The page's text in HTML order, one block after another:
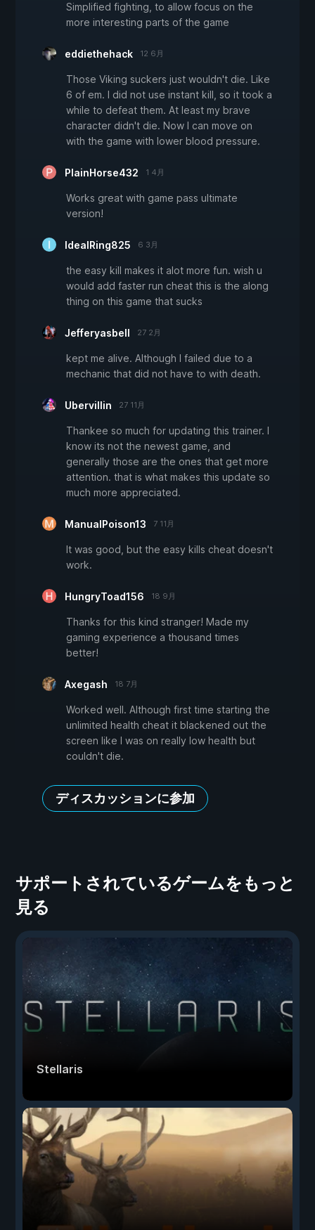
Simplified fighting, to allow focus on the
more interesting parts of the game
eddiethehack 12 6月
Those Viking suckers just wouldn't die. Like
6 of em. I did not use instant kill, so it took a
while to defeat them. At least my brave
character didn't die. Now I can move on
with the game with lower blood pressure.
PlainHorse432 1 4月
Works great with game pass ultimate
version!
IdealRing825 6 3月
the easy kill makes it alot more fun. wish u
would add faster run cheat this is the along
thing on this game that sucks
Jefferyasbell 27 2月
kept me alive. Although I failed due to a
mechanic that did not have to with death.
Ubervillin 27 11月
Thankee so much for updating this trainer. I
know its not the newest game, and
generally those are the ones that get more
attention. that is what makes this update so
much more appreciated.
ManualPoison13 7 11月
It was good, but the easy kills cheat doesn't
work.
HungryToad156 18 9月
Thanks for this kind stranger! Made my
gaming experience a thousand times
better!
Axegash 18 7月
Worked well. Although first time starting the
unlimited health cheat it blackened out the
screen like I was on really low health but
couldn't die.
ディスカッションに参加
サポートされているゲームをもっと
見る
Stellaris